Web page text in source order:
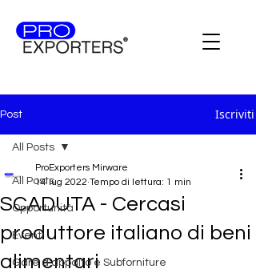
Post Iscriviti
All Posts
Opportunità
Eventi
Gare d'appalto e Subforniture
All Posts
SCADUTA - Cercasi
produttore italiano di beni
alimentari
ProExporters Mirware
14 lug 2022 Tempo di lettura: 1 min